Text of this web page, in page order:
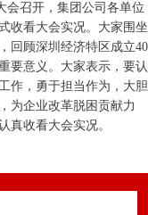
召开，集团公司各单位
收看大会实况。大家围坐
回顾深圳经济特区成立40
要意义。大家表示，要认
作，勇于担当作为，大胆
为企业改革脱困贡献力
认真收看大会实况。